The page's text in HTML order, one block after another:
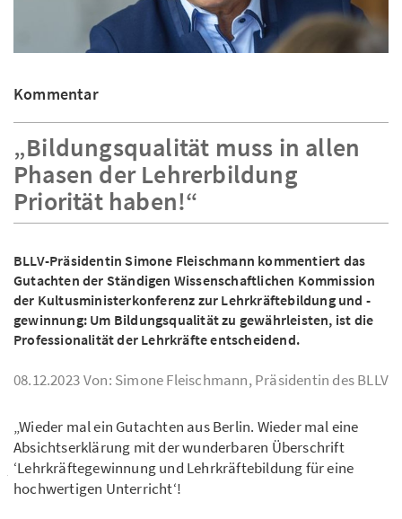
Kommentar
„Bildungsqualität muss in allen
Phasen der Lehrerbildung
Priorität haben!“
BLLV-Präsidentin Simone Fleischmann kommentiert das
Gutachten der Ständigen Wissenschaftlichen Kommission
der Kultusministerkonferenz zur Lehrkräftebildung und -
gewinnung: Um Bildungsqualität zu gewährleisten, ist die
Professionalität der Lehrkräfte entscheidend.
08.12.2023Von: Simone Fleischmann, Präsidentin des BLLV
„Wieder mal ein Gutachten aus Berlin. Wieder mal eine
Absichtserklärung mit der wunderbaren Überschrift
‘Lehrkräftegewinnung und Lehrkräftebildung für eine
hochwertigen Unterricht‘!